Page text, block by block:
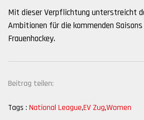
Mit dieser Verpflichtung unterstreicht
Ambitionen für die kommenden
Frauenhockey.
Beitrag teilen:
Tags : National League,EV Zug,Women